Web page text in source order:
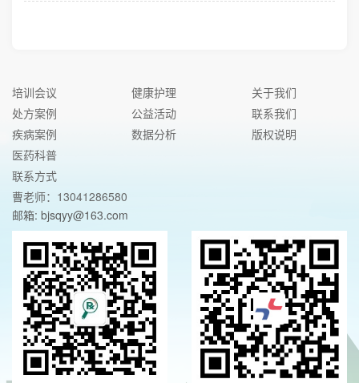
培训会议
处方案例
疾病案例
医药科普
健康护理
公益活动
数据分析
关于我们
联系我们
版权说明
联系方式
曹老师：13041286580
邮箱: bjsqyy@163.com